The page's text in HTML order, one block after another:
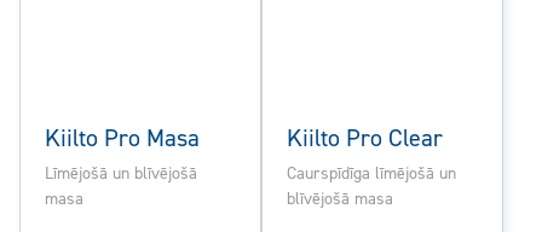
Kiilto Pro Masa
Līmējošā un blīvējošā
masa
Kiilto Pro Clear
Caurspīdīga līmējošā un
blīvējošā masa